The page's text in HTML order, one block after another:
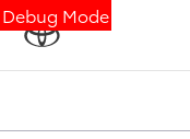
Debug Mode